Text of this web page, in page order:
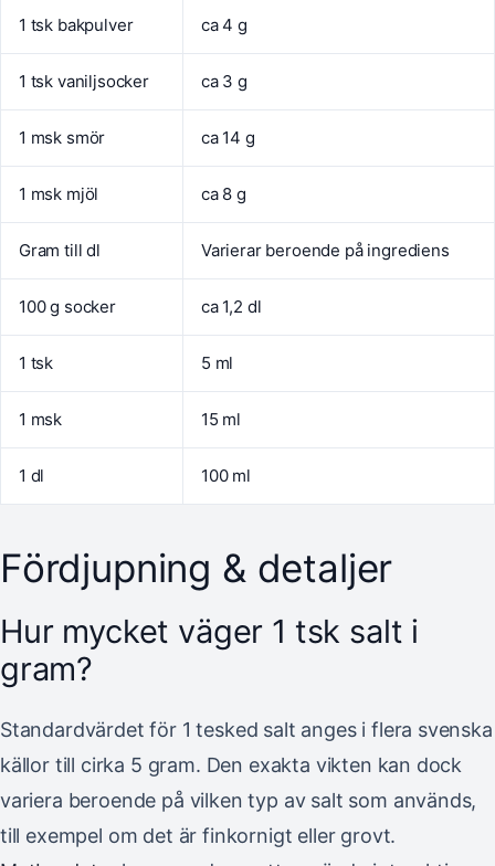
1 tsk bakpulver ca 4 g
1 tsk vaniljsocker ca 3 g
1 msk smör ca 14 g
1 msk mjöl ca 8 g
Gram till dl Varierar beroende på ingrediens
100 g socker ca 1,2 dl
1 tsk 5 ml
1 msk 15 ml
1 dl 100 ml
Fördjupning & detaljer
Hur mycket väger 1 tsk salt i
gram?
Standardvärdet för 1 tesked salt anges i flera svenska
källor till cirka 5 gram. Den exakta vikten kan dock
variera beroende på vilken typ av salt som används,
till exempel om det är finkornigt eller grovt.